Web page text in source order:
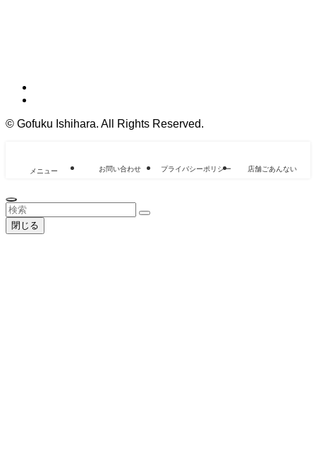
© Gofuku Ishihara. All Rights Reserved.
メニュー お問い合わせ プライバシーポリシー 店舗ごあんない
閉じる